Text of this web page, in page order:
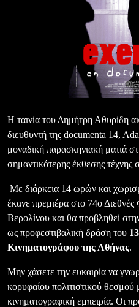
Η ταινία του Δημήτρη Αθυρίδη
διευθυντή της documenta 14,
μοναδική παρασκηνιακή ματιά
σημαντικότερης έκθεσης τέχνης
Με διάρκεια 14 ωρών και
έκανε πρεμιέρα στο 74ο
Βερολίνου και θα προβληθεί
ως προφεστιβαλική δράση του
Κινηματογράφου της Αθήνας.
Μην χάσετε την ευκαιρία να
κορυφαίου πολιτιστικού
κινηματογραφική εμπειρία. Οι